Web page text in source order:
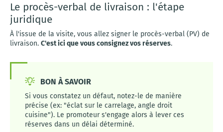
Le procès-verbal de livraison : l'étape
juridique
À l'issue de la visite, vous allez signer le procès-verbal (PV) de
livraison. C'est ici que vous consignez vos réserves.
BON À SAVOIR
Si vous constatez un défaut, notez-le de manière
précise (ex: "éclat sur le carrelage, angle droit
cuisine"). Le promoteur s'engage alors à lever ces
réserves dans un délai déterminé.